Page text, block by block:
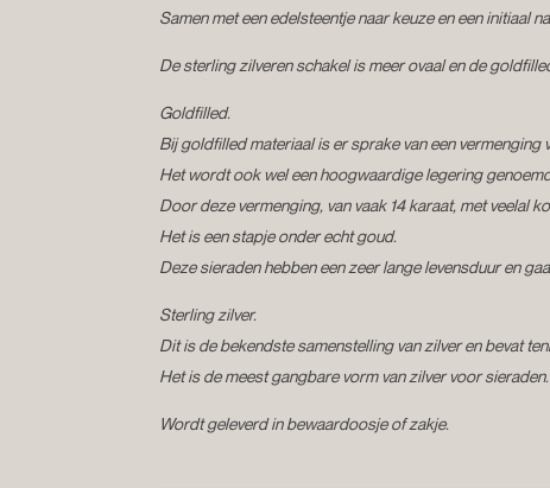
Samen met een edelsteentje naar keuze en een initiaal
De sterling zilveren schakel is meer ovaal en de
Goldfilled.
Bij goldfilled materiaal is er sprake van een vermenging
Het wordt ook wel een hoogwaardige legering
Door deze vermenging, van vaak 14 karaat, met veelal
Het is een stapje onder echt goud.
Deze sieraden hebben een zeer lange levensduur en
Sterling zilver.
Dit is de bekendste samenstelling van zilver en bevat
Het is de meest gangbare vorm van zilver voor sieraden.
Wordt geleverd in bewaardoosje of zakje.